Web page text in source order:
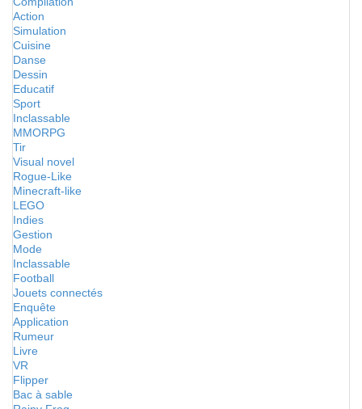
Action
Simulation
Cuisine
Danse
Dessin
Educatif
Sport
Inclassable
MMORPG
Tir
Visual novel
Rogue-Like
Minecraft-like
LEGO
Indies
Gestion
Mode
Inclassable
Football
Jouets connectés
Enquête
Application
Rumeur
Livre
VR
Flipper
Bac à sable